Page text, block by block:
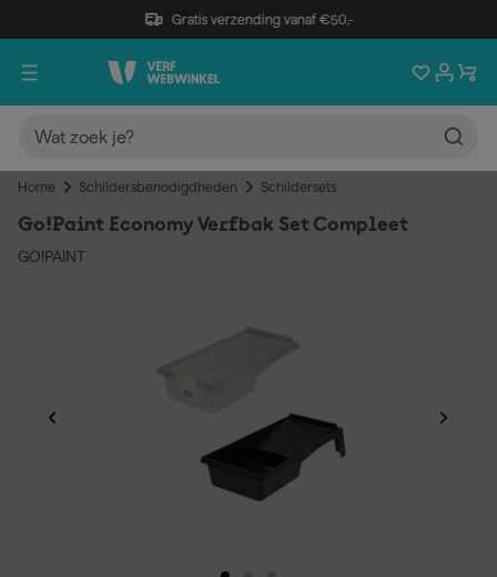
Gratis verzending vanaf €50,-
Home Schildersbenodigdheden Schildersets
Go!Paint Economy Verfbak Set Compleet
GO!PAINT